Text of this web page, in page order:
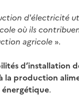
d'électricité
où ils
agricole ».
d’installation
la production
énergétique.